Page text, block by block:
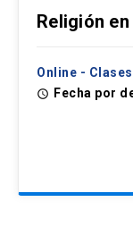
Religión
Online -
access_time Fecha por